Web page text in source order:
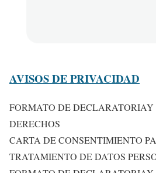
AVISOS DE PRIVACIDAD
FORMATO DE DECLARATORIAY
DERECHOS
CARTA DE CONSENTIMIENTO
TRATAMIENTO DE DATOS